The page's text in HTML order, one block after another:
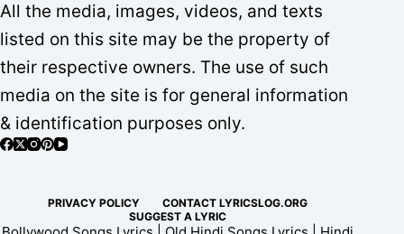
All the media, images, videos, and texts
listed on this site may be the property of
their respective owners. The use of such
media on the site is for general information
& identification purposes only.
PRIVACY POLICY
CONTACT LYRICSLOG.ORG
SUGGEST A LYRIC